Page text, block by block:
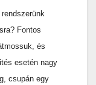
Fontos
és
esetén nagy
csupán egy